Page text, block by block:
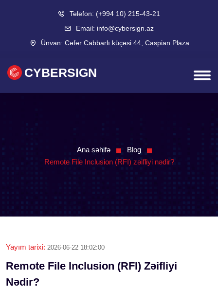
Telefon: (+994 10) 215-43-21
Email: info@cybersign.az
Ünvan: Cəfər Cabbarlı küçəsi 44, Caspian Plaza
CYBERSIGN
Ana səhifə
Blog
Remote File Inclusion (RFI) zəifliyi nədir?
Yayım tarixi: 2026-06-22 18:02:00
Remote File Inclusion (RFI) Zəifliyi
Nədir?